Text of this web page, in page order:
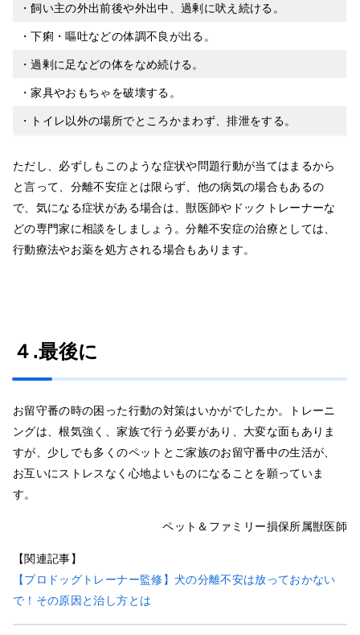
・飼い主の外出前後や外出中、過剰に吠え続ける。
・下痢・嘔吐などの体調不良が出る。
・過剰に足などの体をなめ続ける。
・家具やおもちゃを破壊する。
・トイレ以外の場所でところかまわず、排泄をする。
ただし、必ずしもこのような症状や問題行動が当てはまるから
と言って、分離不安症とは限らず、他の病気の場合もあるの
で、気になる症状がある場合は、獣医師やドックトレーナーな
どの専門家に相談をしましょう。分離不安症の治療としては、
行動療法やお薬を処方される場合もあります。
４.最後に
お留守番の時の困った行動の対策はいかがでしたか。トレーニ
ングは、根気強く、家族で行う必要があり、大変な面もありま
すが、少しでも多くのペットとご家族のお留守番中の生活が、
お互いにストレスなく心地よいものになることを願っていま
す。
ペット＆ファミリー損保所属獣医師
【関連記事】
【プロドッグトレーナー監修】犬の分離不安は放っておかない
で！その原因と治し方とは